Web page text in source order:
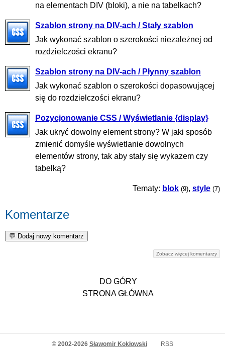
na elementach DIV (bloki), a nie na tabelkach?
Szablon strony na DIV-ach / Stały szablon
Jak wykonać szablon o szerokości niezależnej od
rozdzielczości ekranu?
Szablon strony na DIV-ach / Płynny szablon
Jak wykonać szablon o szerokości dopasowującej
się do rozdzielczości ekranu?
Pozycjonowanie CSS / Wyświetlanie {display}
Jak ukryć dowolny element strony? W jaki sposób
zmienić domyśle wyświetlanie dowolnych
elementów strony, tak aby stały się wykazem czy
tabelką?
Tematy: blok (9), style (7)
Komentarze
Zobacz więcej komentarzy
DO GÓRY
STRONA GŁÓWNA
© 2002-2026 Sławomir Kokłowski RSS